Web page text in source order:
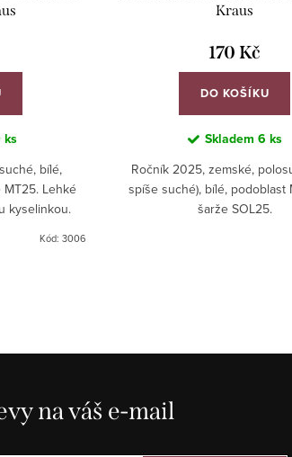
ks
bílé,
Lehké
kyselinkou.
Kód: 3006
Kraus
170 Kč
DO KOŠÍKU
Skladem 6 ks
Ročník 2025, zemské,
spíše suché), bílé, podoblast
šarže SOL25.
na váš e-mail